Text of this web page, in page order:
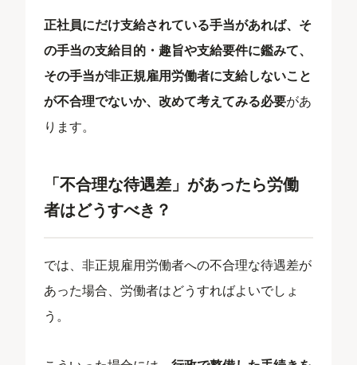
正社員にだけ支給されている手当があれば、そ
の手当の支給目的・趣旨や支給要件に鑑みて、
その手当が非正規雇用労働者に支給しないこと
が不合理でないか、改めて考えてみる必要があ
ります。
「不合理な待遇差」があったら労働
者はどうすべき？
では、非正規雇用労働者への不合理な待遇差が
あった場合、労働者はどうすればよいでしょ
う。